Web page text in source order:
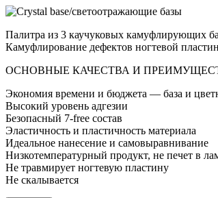
Палитра из 3 каучуковых камуфлирующих
Камуфлирование дефектов ногтевой
ОСНОВНЫЕ КАЧЕСТВА И
Экономия времени и бюджета — база и
Высокий уровень адгезии
Безопасный 7-free состав
Эластичность и пластичность материала
Идеальное нанесение и самовыравнивание
Низкотемпературный продукт, не печет в
Не травмирует ногтевую пластину
Не скалывается